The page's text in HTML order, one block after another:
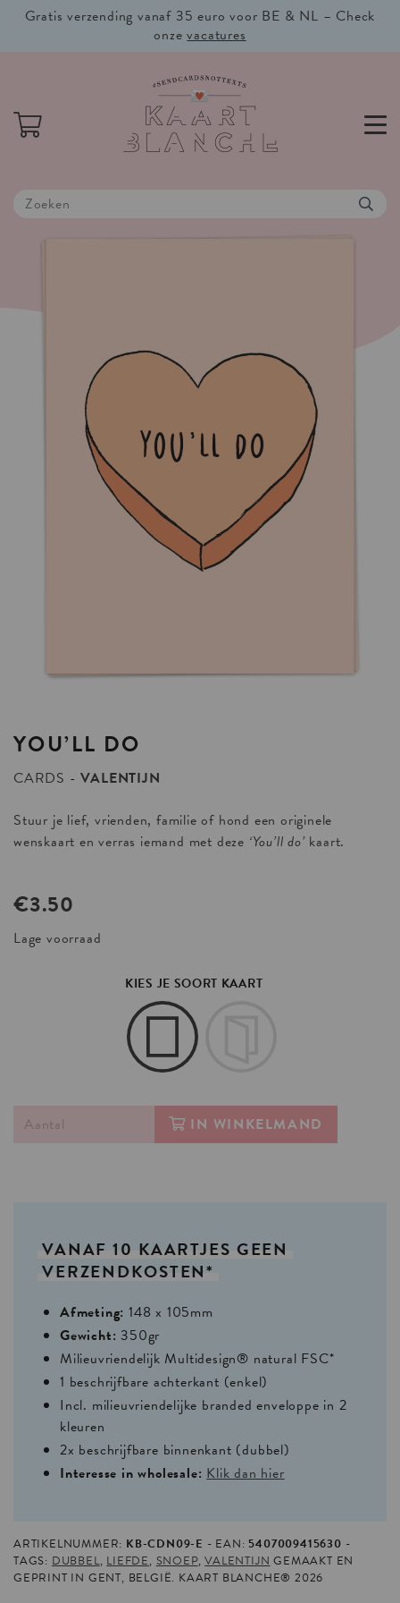
Gratis verzending vanaf 35 euro voor BE & NL – Check
onzevacatures
YOU’LL DO
CARDS
VALENTIJN
Stuur je lief, vrienden, familie of hond een originele
wenskaart en verras iemand met deze ‘You’ll do’ kaart.
€3.50
Lage voorraad
KIES JE SOORT KAART
IN WINKELMAND
VANAF 10 KAARTJES GEEN
VERZENDKOSTEN*
Afmeting: 148 x 105mm
Gewicht: 350gr
Milieuvriendelijk Multidesign® natural FSC*
1 beschrijfbare achterkant (enkel)
Incl. milieuvriendelijke branded enveloppe in 2
kleuren
2x beschrijfbare binnenkant (dubbel)
Interesse in wholesale: Klik dan hier
ARTIKELNUMMER: KB-CDN09-E EAN: 5407009415630
TAGS: DUBBEL, LIEFDE, SNOEP,VALENTIJN GEMAAKT EN
GEPRINT IN GENT, BELGIË. KAART BLANCHE® 2026